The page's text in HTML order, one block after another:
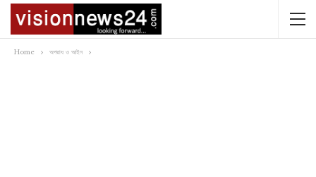
Home অপরাধ ও আইন